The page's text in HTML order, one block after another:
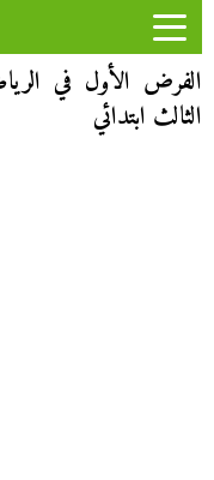
الثالث ابتدائي